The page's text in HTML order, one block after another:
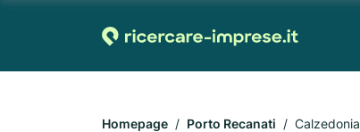
Homepage Porto Recanati Calzedonia